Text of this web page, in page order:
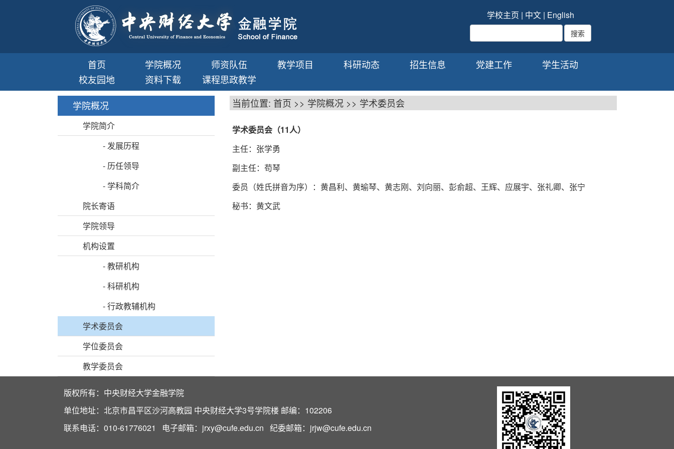
学校主页 | 中文 | English
首页 学院概况 师资队伍 教学项目 科研动态 招生信息 党建工作
学生活动
校友园地
资料下载
课程思政教学
学院概况
学院简介
-发展历程
- 历任领导
- 学科简介
院长寄语
学院领导
机构设置
-教研机构
-科研机构
-行政教辅机构
学术委员会
学位委员会
教学委员会
当前位置: 首页 >> 学院概况 >> 学术委员会
学术委员会（11人）
主任：张学勇
副主任：苟琴
委员（姓氏拼音为序）：黄昌利、黄瑜琴、黄志刚、刘向丽、彭俞超、王辉、应展宇、张礼卿、张宁
秘书：黄文武
版权所有：中央财经大学金融学院
单位地址：北京市昌平区沙河高教园 中央财经大学3号学院楼 邮编：102206
联系电话：010-61776021 电子邮箱：jrxy@cufe.edu.cn 纪委邮箱：jrjw@cufe.edu.cn